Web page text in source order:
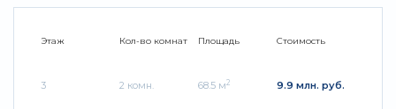
Этаж
3
Кол-во комнат
2 комн.
Площадь
68.5 м2
Стоимость
9.9 млн. руб.